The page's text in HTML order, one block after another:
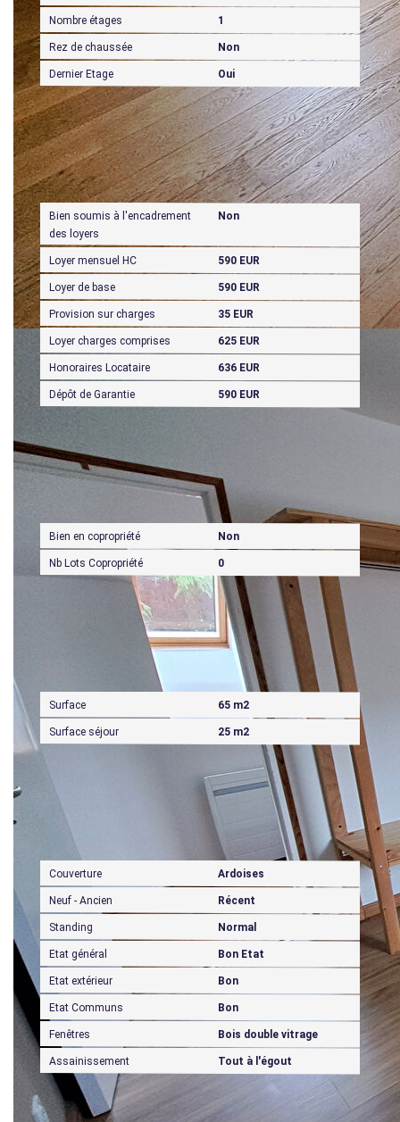
Nombre étages 1
Rez de chaussée Non
Dernier Etage Oui
Aspects financiers
Bien soumis à l'encadrement
des loyers
Non
Loyer mensuel HC 590 EUR
Loyer de base 590 EUR
Provision sur charges 35 EUR
Loyer charges comprises 625 EUR
Honoraires Locataire 636 EUR
Dépôt de Garantie 590 EUR
Bien en copropriété Non
Nb Lots Copropriété 0
Surface 65 m2
Surface séjour 25 m2
Extérieur
Couverture Ardoises
Neuf - Ancien Récent
Standing Normal
Etat général Bon Etat
Etat extérieur Bon
Etat Communs Bon
Fenêtres Bois double vitrage
Assainissement Tout à l'égout